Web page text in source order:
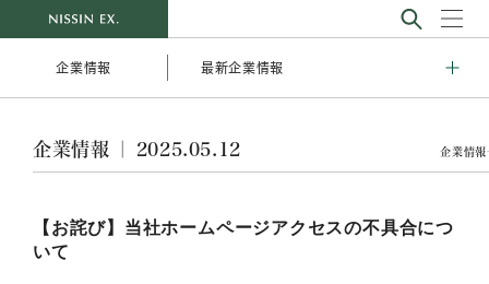
企業情報 最新企業情報
企業情報 ｜ 2025.05.12 企業情報
【お詫び】当社ホームページアクセスの不具合につ
いて